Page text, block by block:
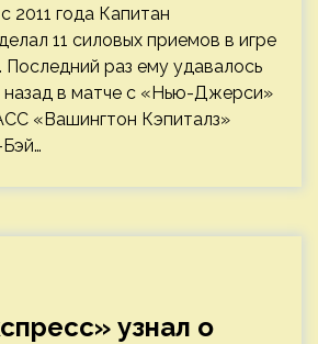
2011 года Капитан
11 силовых приемов в игре
раз ему удавалось
назад в матче с «Нью-Джерси»
«Вашингтон Кэпиталз»
узнал о